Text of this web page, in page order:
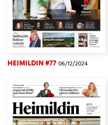
HEIMILDIN #77 06/12/2024